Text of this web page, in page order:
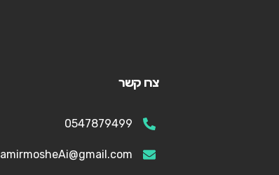
צרו קשר
0547879499
amirmosheAi@gmail.com